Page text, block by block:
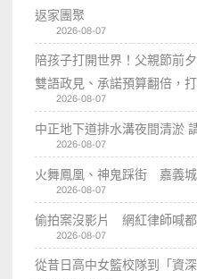
返家團聚
2026-08-07
陪孩子打開世界！父親節前
雙語政見、承諾預算翻倍，
2026-08-07
中正地下道排水溝夜間清淤
2026-08-07
火舞鳳凰、神鬼踩街 嘉義
2026-08-07
偷拍案沒影片 網紅律師喊
2026-08-07
從昔日高中女籃校隊到「資